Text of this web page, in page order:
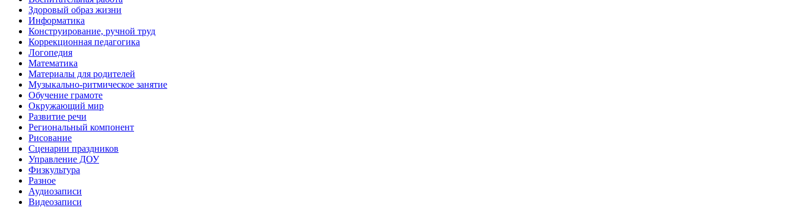
Здоровый образ жизни
Информатика
Конструирование, ручной труд
Коррекционная педагогика
Логопедия
Математика
Материалы для родителей
Музыкально-ритмическое занятие
Обучение грамоте
Окружающий мир
Развитие речи
Региональный компонент
Рисование
Сценарии праздников
Управление ДОУ
Физкультура
Разное
Аудиозаписи
Видеозаписи